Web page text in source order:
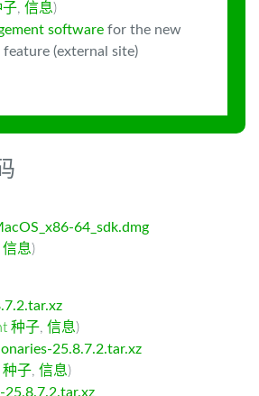
子, 信息)
software for the new
feature (external site)
64_sdk.dmg
信息)
种子, 信息)
25.8.7.2.tar.xz
种子, 信息)
25.8.7.2.tar.xz